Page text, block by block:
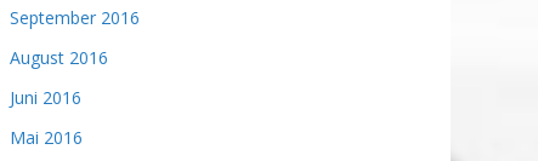
September 2016
August 2016
Juni 2016
Mai 2016